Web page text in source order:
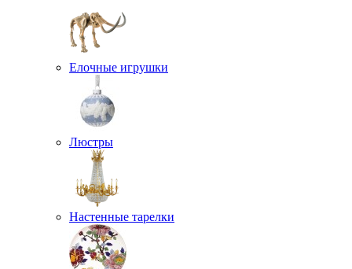
Елочные игрушки
Люстры
Настенные тарелки